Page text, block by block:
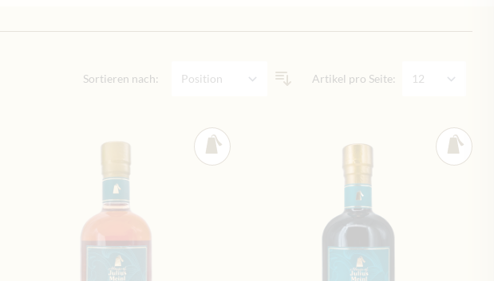
Sortieren nach: Artikel pro Seite: